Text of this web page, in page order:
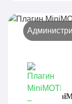
Плагин